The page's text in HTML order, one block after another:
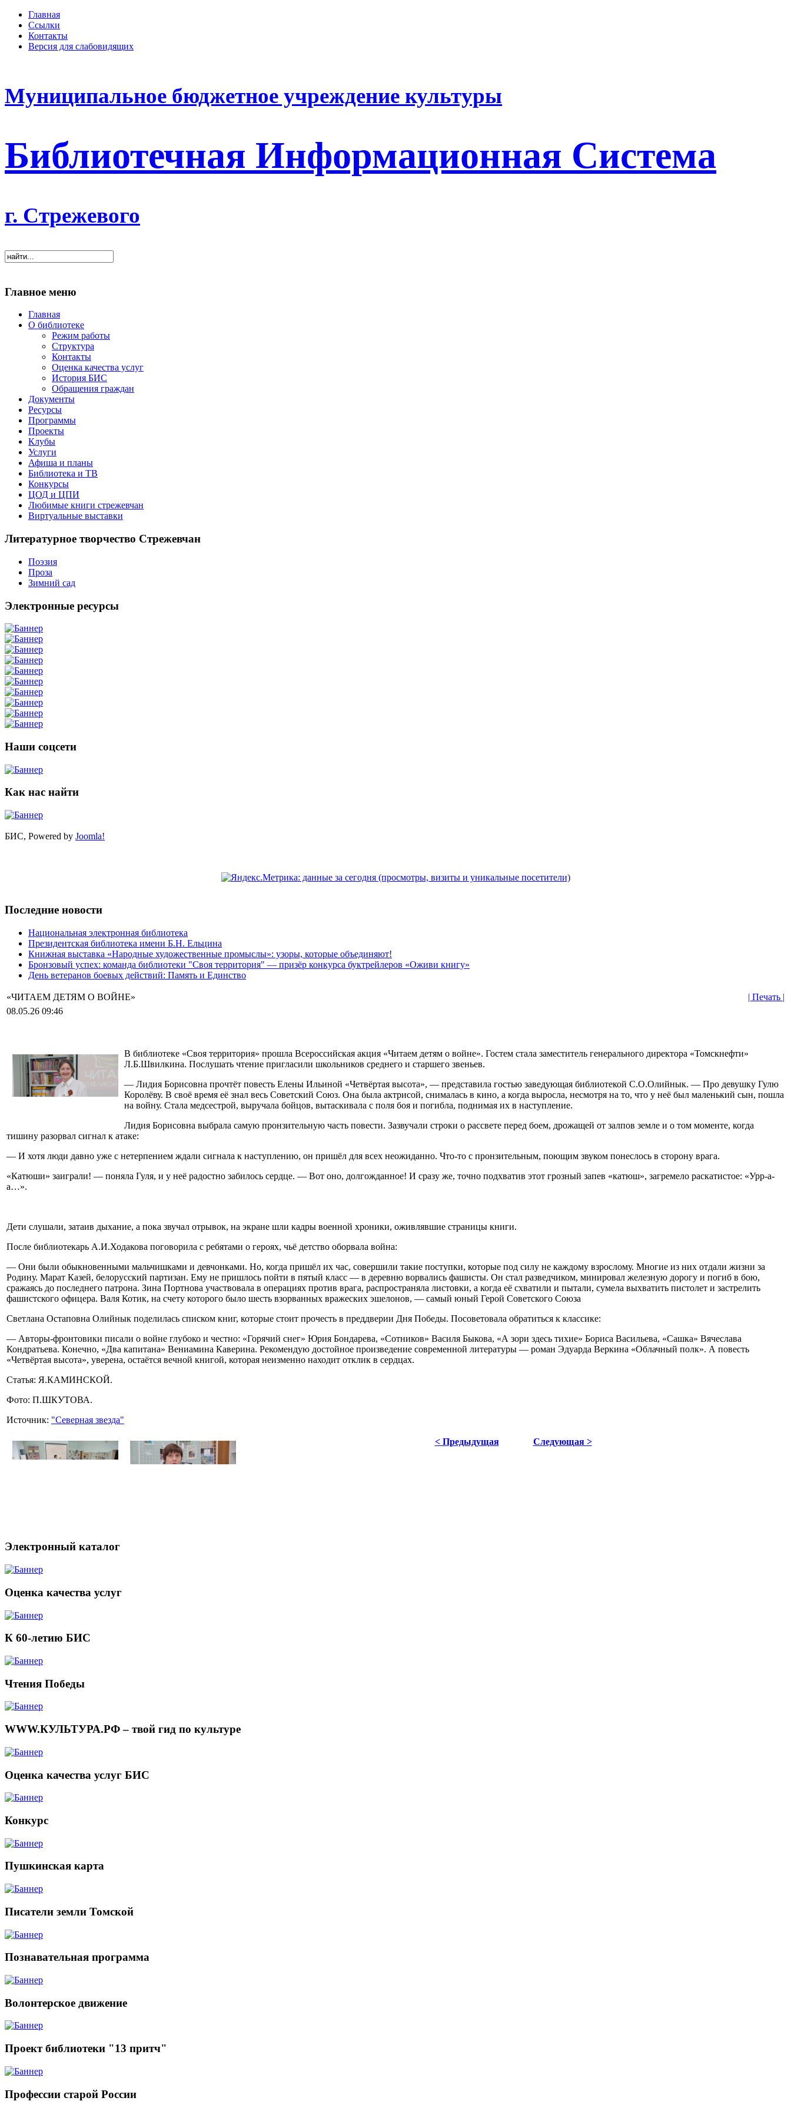
Главная
Ссылки
Контакты
Версия для слабовидящих
Муниципальное бюджетное учреждение культуры
Библиотечная Информационная Система
г. Стрежевого
Главное меню
Главная
О библиотеке
Режим работы
Структура
Контакты
Оценка качества услуг
История БИС
Обращения граждан
Документы
Ресурсы
Программы
Проекты
Клубы
Услуги
Афиша и планы
Библиотека и ТВ
Конкурсы
ЦОД и ЦПИ
Любимые книги стрежевчан
Виртуальные выставки
Литературное творчество Стрежевчан
Поэзия
Проза
Зимний сад
Электронные ресурсы
Наши соцсети
Как нас найти
БИС, Powered by Joomla!
Последние новости
Национальная электронная библиотека
Президентская библиотека имени Б.Н. Ельцина
Книжная выставка «Народные художественные промыслы»: узоры, которые объединяют!
Бронзовый успех: команда библиотеки "Своя территория" — призёр конкурса буктрейлеров «Оживи книгу»
День ветеранов боевых действий: Память и Единство
«ЧИТАЕМ ДЕТЯМ О ВОЙНЕ»
| Печать |
08.05.26 09:46
В библиотеке «Своя территория» прошла Всероссийская акция «Читаем детям о войне». Гостем стала заместитель генерального директора «Томскнефти»
Л.Б.Швилкина. Послушать чтение пригласили школьников среднего и старшего звеньев.
— Лидия Борисовна прочтёт повесть Елены Ильиной «Четвёртая высота», — представила гостью заведующая библиотекой С.О.Олийнык. — Про девушку Гулю
Королёву. В своё время её знал весь Советский Союз. Она была актрисой, снималась в кино, а когда выросла, несмотря на то, что у неё был маленький сын, пошла
на войну. Стала медсестрой, выручала бойцов, вытаскивала с поля боя и погибла, поднимая их в наступление.
Лидия Борисовна выбрала самую пронзительную часть повести. Зазвучали строки о рассвете перед боем, дрожащей от залпов земле и о том моменте, когда
тишину разорвал сигнал к атаке:
— И хотя люди давно уже с нетерпением ждали сигнала к наступлению, он пришёл для всех неожиданно. Что-то с пронзительным, поющим звуком понеслось в сторону врага.
«Катюши» заиграли! — поняла Гуля, и у неё радостно забилось сердце. — Вот оно, долгожданное! И сразу же, точно подхватив этот грозный запев «катюш», загремело раскатистое: «Урр-а-
а…».
Дети слушали, затаив дыхание, а пока звучал отрывок, на экране шли кадры военной хроники, оживлявшие страницы книги.
После библиотекарь А.И.Ходакова поговорила с ребятами о героях, чьё детство оборвала война:
— Они были обыкновенными мальчишками и девчонками. Но, когда пришёл их час, совершили такие поступки, которые под силу не каждому взрослому. Многие из них отдали жизни за
Родину. Марат Казей, белорусский партизан. Ему не пришлось пойти в пятый класс — в деревню ворвались фашисты. Он стал разведчиком, минировал железную дорогу и погиб в бою,
сражаясь до последнего патрона. Зина Портнова участвовала в операциях против врага, распространяла листовки, а когда её схватили и пытали, сумела выхватить пистолет и застрелить
фашистского офицера. Валя Котик, на счету которого было шесть взорванных вражеских эшелонов, — самый юный Герой Советского Союза
Светлана Остаповна Олийнык поделилась списком книг, которые стоит прочесть в преддверии Дня Победы. Посоветовала обратиться к классике:
— Авторы-фронтовики писали о войне глубоко и честно: «Горячий снег» Юрия Бондарева, «Сотников» Василя Быкова, «А зори здесь тихие» Бориса Васильева, «Сашка» Вячеслава
Кондратьева. Конечно, «Два капитана» Вениамина Каверина. Рекомендую достойное произведение современной литературы — роман Эдуарда Веркина «Облачный полк». А повесть
«Четвёртая высота», уверена, остаётся вечной книгой, которая неизменно находит отклик в сердцах.
Статья: Я.КАМИНСКОЙ.
Фото: П.ШКУТОВА.
Источник: "Северная звезда"
< Предыдущая Следующая >
Электронный каталог
Оценка качества услуг
К 60-летию БИС
Чтения Победы
WWW.КУЛЬТУРА.РФ – твой гид по культуре
Оценка качества услуг БИС
Конкурс
Пушкинская карта
Писатели земли Томской
Познавательная программа
Волонтерское движение
Проект библиотеки "13 притч"
Профессии старой России